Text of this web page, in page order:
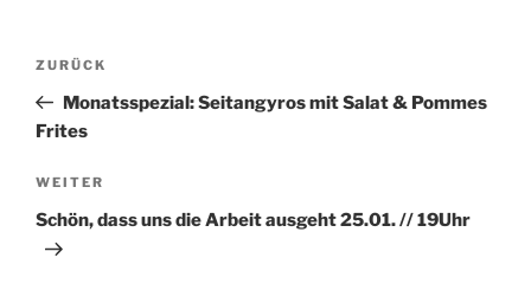
Beitragsnavigation
Vorheriger
Beitrag
ZURÜCK
Monatsspezial: Seitangyros mit Salat & Pommes
Frites
Nächster
Beitrag
WEITER
Schön, dass uns die Arbeit ausgeht 25.01. // 19Uhr